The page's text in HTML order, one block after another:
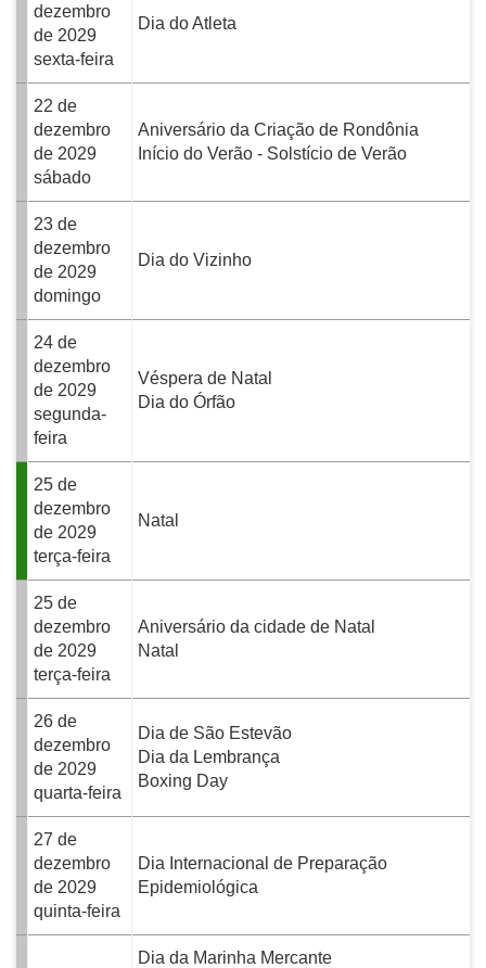
dezembro
de 2029
sexta-feira
Dia do Atleta
22 de
dezembro
de 2029
sábado
Aniversário da Criação de Rondônia
Início do Verão - Solstício de Verão
23 de
dezembro
de 2029
domingo
Dia do Vizinho
24 de
dezembro
de 2029
segunda-
feira
Véspera de Natal
Dia do Órfão
25 de
dezembro
de 2029
terça-feira
Natal
25 de
dezembro
de 2029
terça-feira
Aniversário da cidade de Natal
Natal
26 de
dezembro
de 2029
quarta-feira
Dia de São Estevão
Dia da Lembrança
Boxing Day
27 de
dezembro
de 2029
quinta-feira
Dia Internacional de Preparação
Epidemiológica
Dia da Marinha Mercante